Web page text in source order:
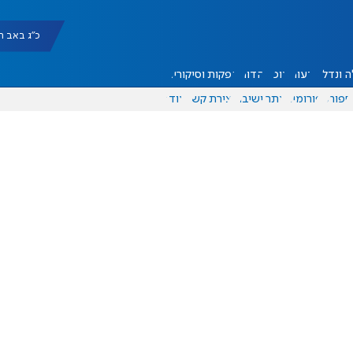
כ"ג באב תשפ"ו
ונדל"ן דעות אוכל יהדות הפקות וסיקורים
ספורט פורומים אתר ישיבה יצירת קשר עוד